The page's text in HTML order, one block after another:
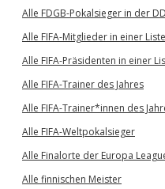
Alle FDGB-Pokalsieger in der
Alle FIFA-Mitglieder in einer Liste
Alle FIFA-Präsidenten in einer
Alle FIFA-Trainer des Jahres
Alle FIFA-Trainer*innen des
Alle FIFA-Weltpokalsieger
Alle Finalorte der Europa
Alle finnischen Meister